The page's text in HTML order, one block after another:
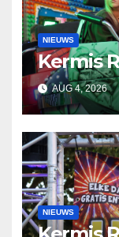
NIEUWS
Kermis
AUG 4, 2026
NIEUWS